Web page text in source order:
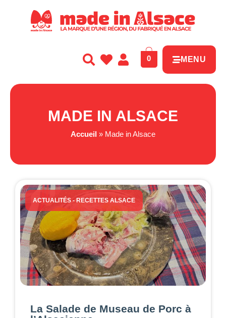
0 MENU
MADE IN ALSACE
Accueil » Made in Alsace
ACTUALITÉS - RECETTES ALSACE
La Salade de Museau de Porc à